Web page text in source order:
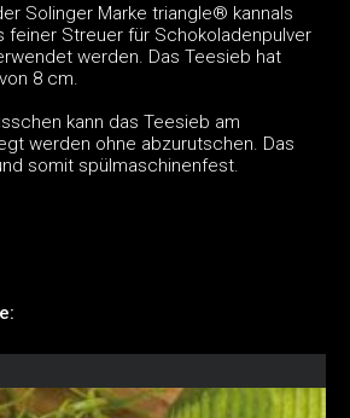
Solinger Marke triangle® kannals
feiner Streuer für Schokoladenpulver
werden. Das Teesieb hat
8 cm.
kann das Teesieb am
werden ohne abzurutschen. Das
somit spülmaschinenfest.